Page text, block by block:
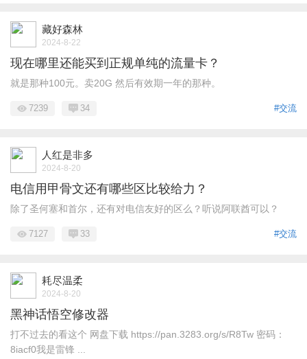
藏好森林
2024-8-22
现在哪里还能买到正规单纯的流量卡？
就是那种100元。卖20G 然后有效期一年的那种。
#交流
7239 34
人红是非多
2024-8-20
电信用甲骨文还有哪些区比较给力？
除了圣何塞和首尔，还有对电信友好的区么？听说阿联酋可以？
#交流
7127 33
耗尽温柔
2024-8-20
黑神话悟空修改器
打不过去的看这个 网盘下载 https://pan.3283.org/s/R8Tw 密码：
8iacf0我是雷锋 ...